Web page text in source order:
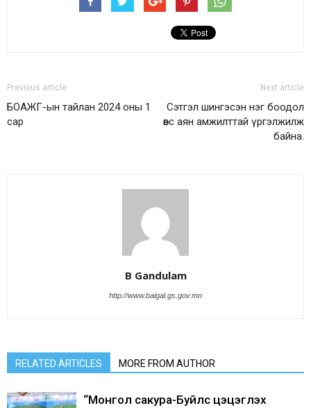
Previous article
БОАЖГ-ын тайлан 2024 оны 1
сар
Next article
Сэтгэл шингэсэн нэг боодол
өвс аян амжилттай үргэлжилж
байна.
B Gandulam
http://www.baigal.gs.gov.mn
RELATED ARTICLES MORE FROM AUTHOR
“Монгол сакура-Буйлс цэцэглэх